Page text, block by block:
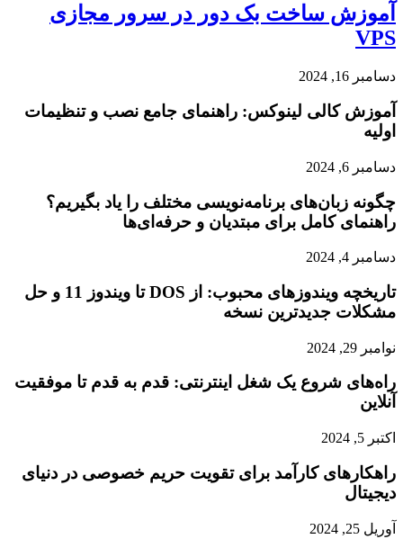
آموزش ساخت بک دور در سرور مجازی
VPS
دسامبر 16, 2024
آموزش کالی لینوکس: راهنمای جامع نصب و تنظیمات
اولیه
دسامبر 6, 2024
چگونه زبان‌های برنامه‌نویسی مختلف را یاد بگیریم؟
راهنمای کامل برای مبتدیان و حرفه‌ای‌ها
دسامبر 4, 2024
تاریخچه ویندوزهای محبوب: از DOS تا ویندوز 11 و حل
مشکلات جدیدترین نسخه
نوامبر 29, 2024
راه‌های شروع یک شغل اینترنتی: قدم به قدم تا موفقیت
آنلاین
اکتبر 5, 2024
راهکارهای کارآمد برای تقویت حریم خصوصی در دنیای
دیجیتال
آوریل 25, 2024